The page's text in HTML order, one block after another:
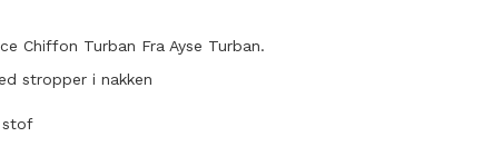
Chiffon Turban Fra Ayse Turban.
stropper i nakken
stof